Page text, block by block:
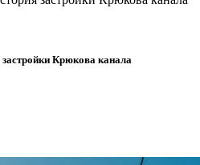
Крюкова канала